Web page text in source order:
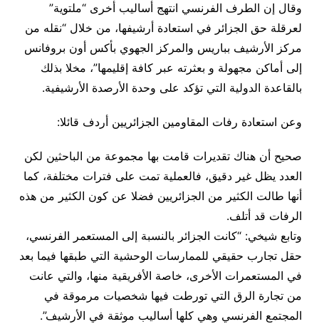
وقال إن الطرف الفرنسي انتهج أساليب أخرى “ملتوية”
لعرقلة حق الجزائر في استعادة أرشيفها، من خلال “نقله من
مركز الأرشيف بباريس والمركز الجهوي بأكس أون بروفانس
إلى أماكن مجهولة و بعثرته عبر كافة إقليمها”، مخلا بذلك
بالقاعدة الدولية التي تؤكد على وحدة الأرصدة الأرشيفية.
وعن استعادة رفات المقاومين الجزائريين أردف قائلا:
صحيح أن هناك تقديرات قامت بها مجموعة من الباحثين لكن
العدد يظل غير دقيق، فالعملية تمت على فترات مختلفة، كما
أنها طالت الكثير من الجزائريين فضلا عن كون الكثير من هذه
الرفات قد أتلف.
وتابع شيخي: “كانت الجزائر بالنسبة إلى المستعمر الفرنسي،
حقل تجارب حقيقي للممارسات الوحشية التي طبقها فيما بعد
في المستعمرات الأخرى، خاصة الأفريقية منها، والتي عانت
من تجارة الرق التي تورطت فيها شخصيات مرموقة في
المجتمع الفرنسي وهي كلها أساليب موثقة في الأرشيف”.